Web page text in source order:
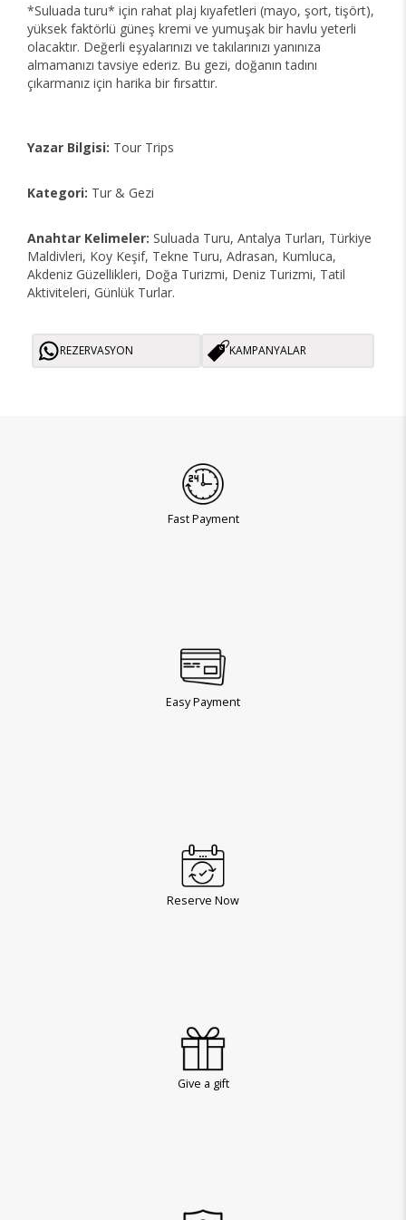
*Suluada turu* için rahat plaj kıyafetleri (mayo, şort, tişört),
yüksek faktörlü güneş kremi ve yumuşak bir havlu yeterli
olacaktır. Değerli eşyalarınızı ve takılarınızı yanınıza
almamanızı tavsiye ederiz. Bu gezi, doğanın tadını
çıkarmanız için harika bir fırsattır.
Yazar Bilgisi: Tour Trips
Kategori: Tur & Gezi
Anahtar Kelimeler: Suluada Turu, Antalya Turları, Türkiye
Maldivleri, Koy Keşif, Tekne Turu, Adrasan, Kumluca,
Akdeniz Güzellikleri, Doğa Turizmi, Deniz Turizmi, Tatil
Aktiviteleri, Günlük Turlar.
REZERVASYON KAMPANYALAR
Fast Payment
Easy Payment
Reserve Now
Give a gift